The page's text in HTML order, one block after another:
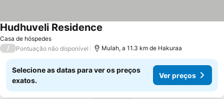
Casa de hóspedes
Hudhuveli Residence
/ Pontuação não disponível Mulah, a 11.3 km de Hakuraa
Selecione as datas para ver os preços
exatos.
Ver preços